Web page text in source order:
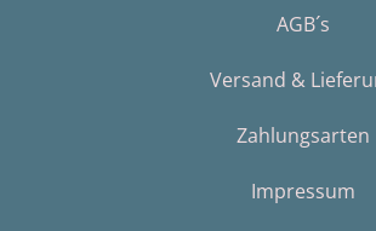
AGB´s
Versand &
Zahlungsarten
Impressum